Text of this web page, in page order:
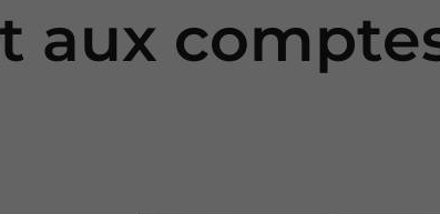
aux